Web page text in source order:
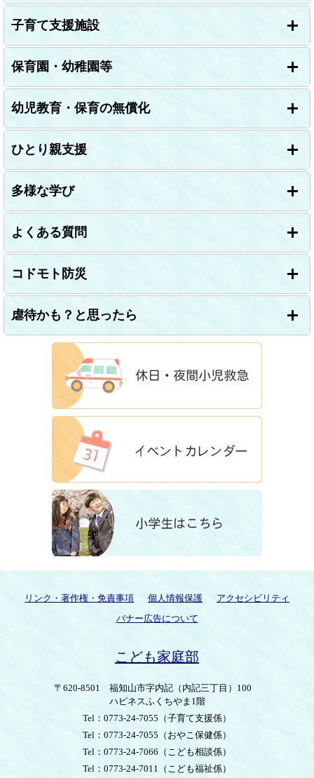
子育て支援施設
保育園・幼稚園等
幼児教育・保育の無償化
ひとり親支援
多様な学び
よくある質問
コドモト防災
虐待かも？と思ったら
リンク・著作権・免責事項 個人情報保護
アクセシビリティ
バナー広告について
こども家庭部
〒620-8501 福知山市字内記（内記三丁目）100
ハピネスふくちやま1階
Tel：0773-24-7055 （子育て支援係）
Tel：0773-24-7055 （おやこ保健係）
Tel：0773-24-7066 （こども相談係）
Tel：0773-24-7011 （こども福祉係）